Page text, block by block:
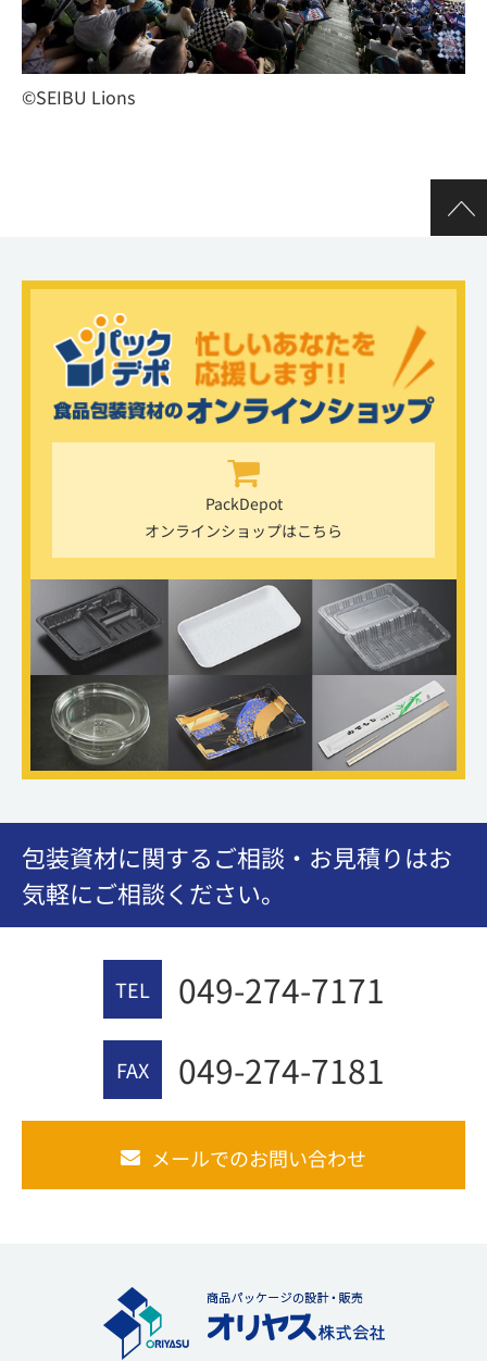
©SEIBU Lions
PackDepot
オンラインショップはこちら
包装資材に関するご相談・お見積りはお
気軽にご相談ください。
TEL 049-274-7171
FAX 049-274-7181
メールでのお問い合わせ